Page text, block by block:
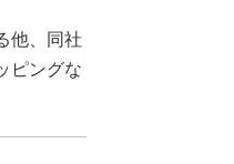
他、同社
ピングな